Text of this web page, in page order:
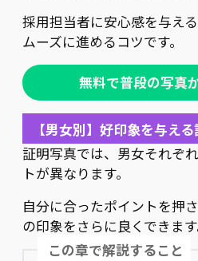
採用担当者に安心感を与え
ムーズに進めるコツです。
無料で普段の写真
【男女別】好印象を与え
証明写真では、男女それぞ
トが異なります。
自分に合ったポイントを押
の印象をさらに良くできます
この章で解説すること